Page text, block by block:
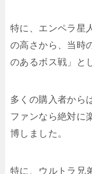
特に、エンペラ星
の高さから、当時
のあるボス戦」と
多くの購入者から
ファンなら絶対に
博しました。
特に、ウルトラ兄